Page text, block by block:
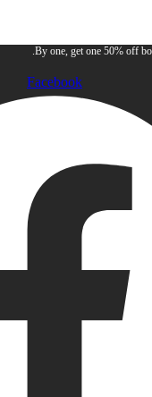
By one, get one 50% off
Facebook